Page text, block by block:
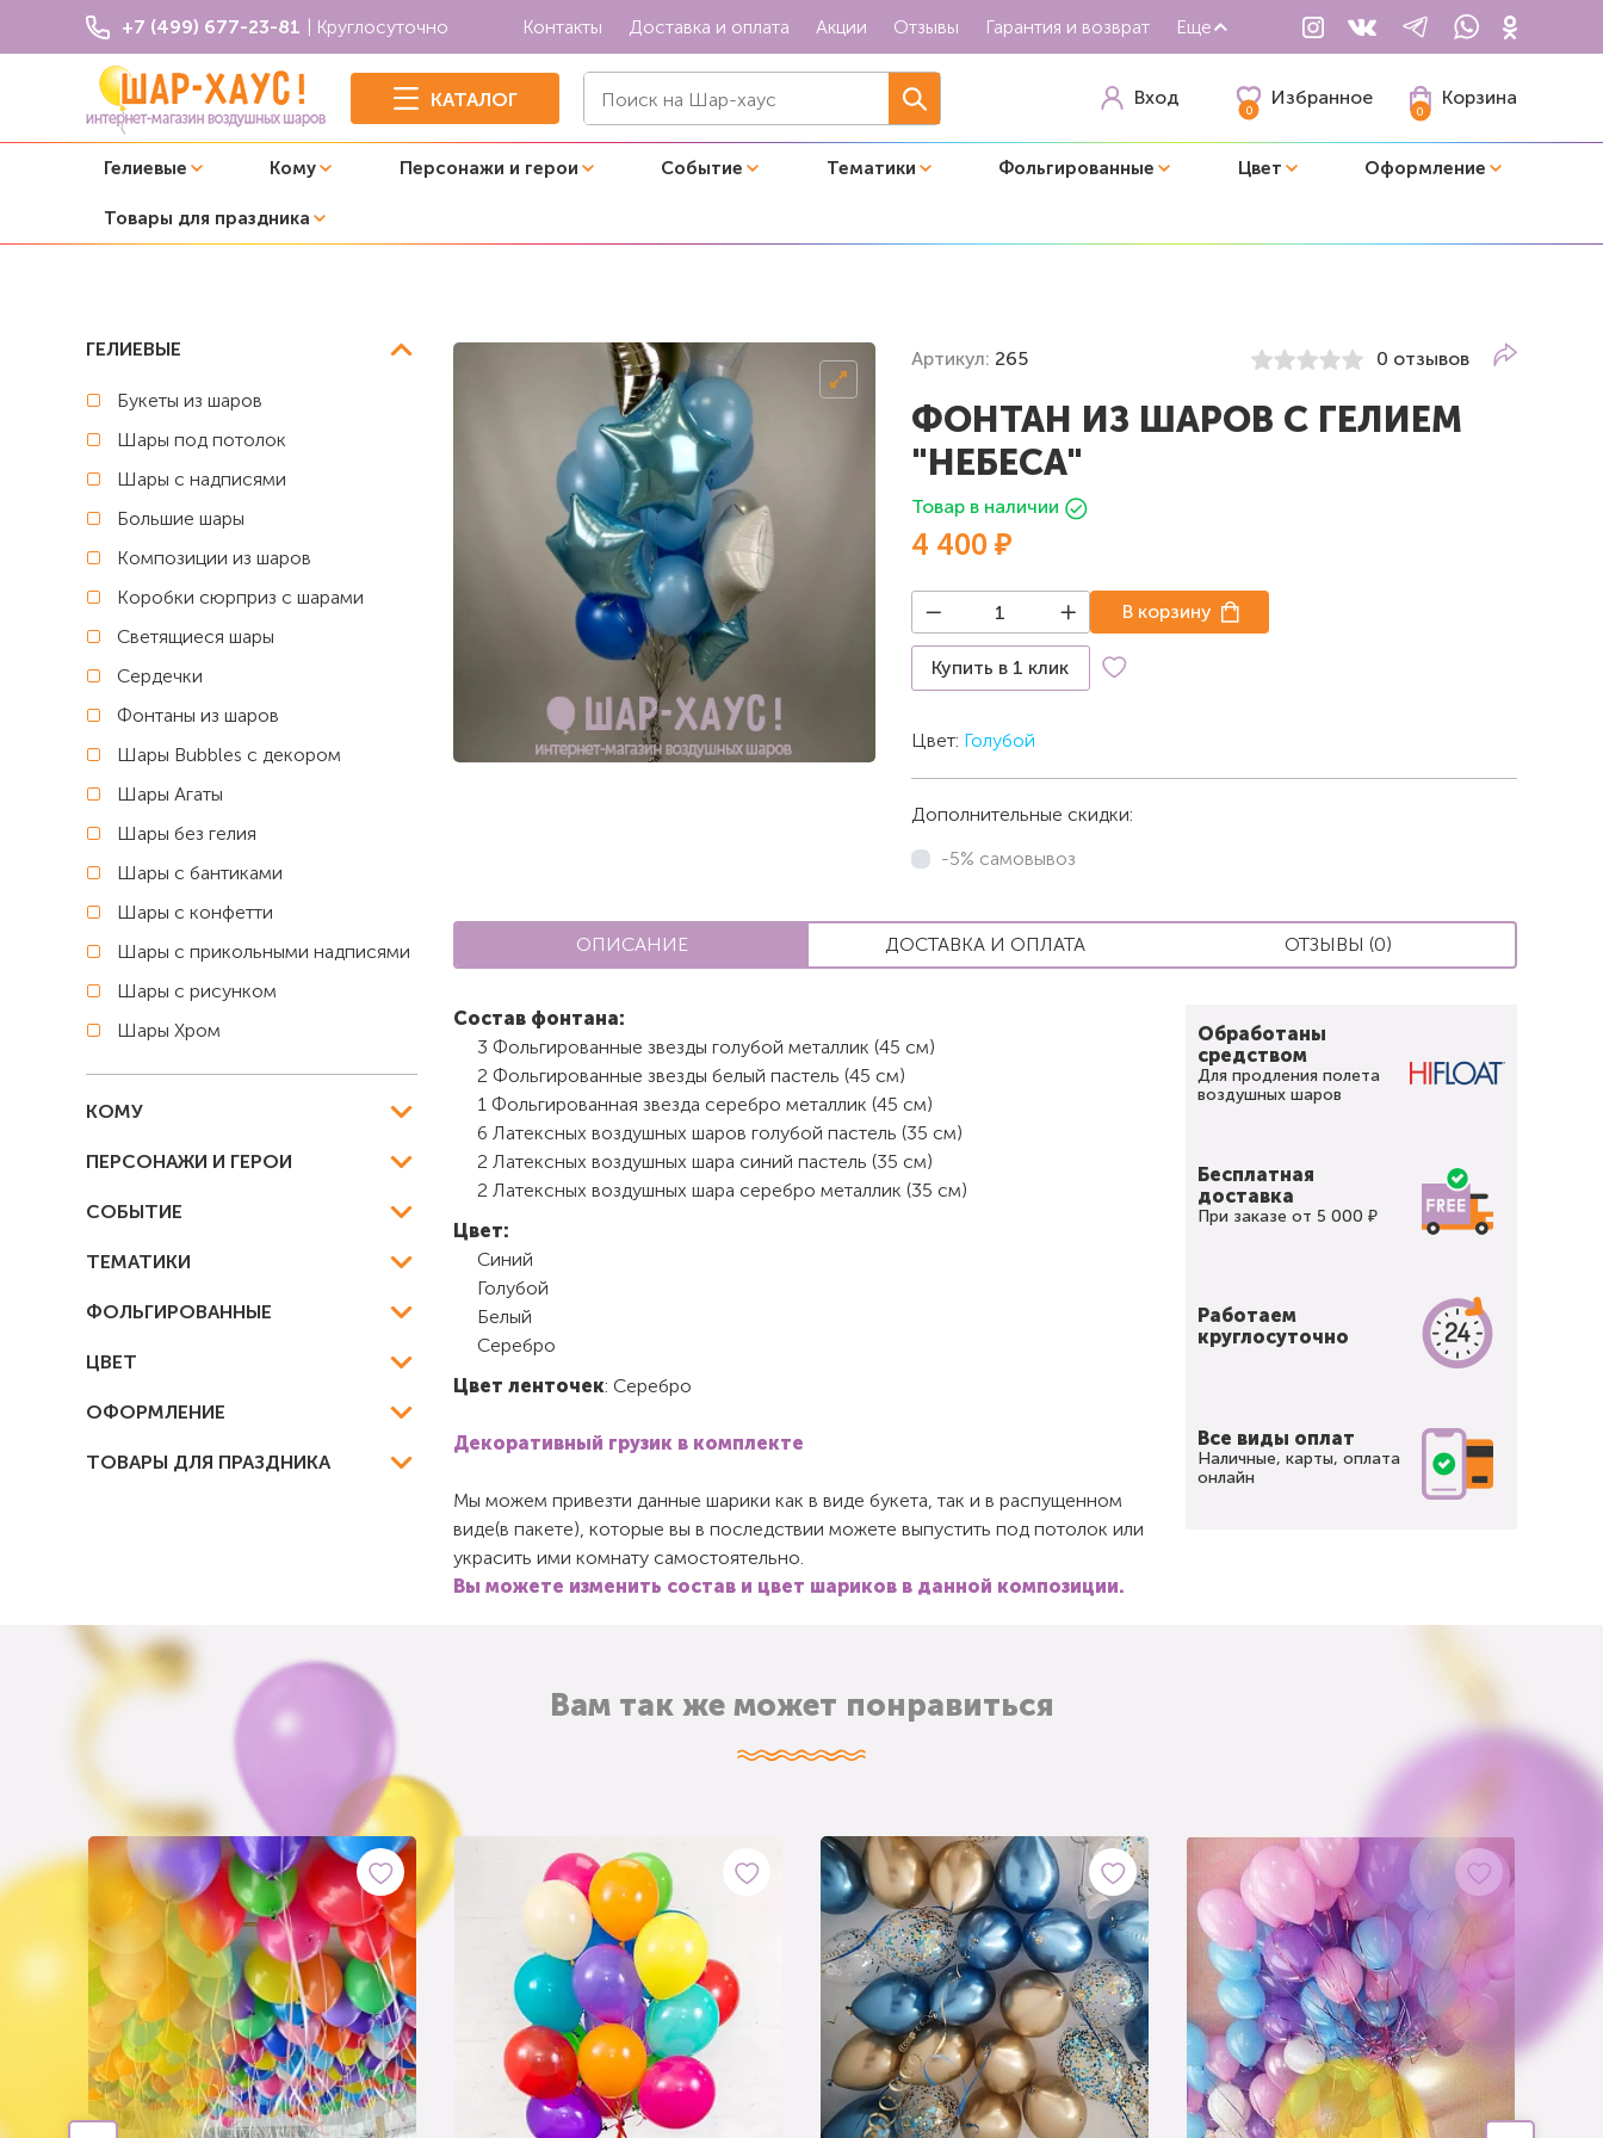
+7 (499) 677-23-81 | Круглосуточно Контакты Доставка и оплата Акции Отзывы Гарантия и возврат Еще
КАТАЛОГ Вход
0
Избранное
0
Корзина
Гелиевые Кому Персонажи и герои Событие Тематики Фольгированные Цвет Оформление
Товары для праздника
Фонтаны из шаров
ГЕЛИЕВЫЕ
Букеты из шаров
Шары под потолок
Шары с надписями
Большие шары
Композиции из шаров
Коробки сюрприз с шарами
Светящиеся шары
Сердечки
Фонтаны из шаров
Шары Bubbles с декором
Шары Агаты
Шары без гелия
Шары с бантиками
Шары с конфетти
Шары с прикольными надписями
Шары с рисунком
Шары Хром
КОМУ
ПЕРСОНАЖИ И ГЕРОИ
СОБЫТИЕ
ТЕМАТИКИ
ФОЛЬГИРОВАННЫЕ
ЦВЕТ
ОФОРМЛЕНИЕ
ТОВАРЫ ДЛЯ ПРАЗДНИКА
Артикул: 265 0 отзывов
ФОНТАН ИЗ ШАРОВ С ГЕЛИЕМ
"НЕБЕСА"
Товар в наличии
4 400 ₽
Купить в 1 клик
В корзину
Цвет: Голубой
Дополнительные скидки:
-5% самовывоз
ОПИСАНИЕ ДОСТАВКА И ОПЛАТА ОТЗЫВЫ (0)
Состав фонтана:
3 Фольгированные звезды голубой металлик (45 см)
2 Фольгированные звезды белый пастель (45 см)
1 Фольгированная звезда серебро металлик (45 см)
6 Латексных воздушных шаров голубой пастель (35 см)
2 Латексных воздушных шара синий пастель (35 см)
2 Латексных воздушных шара серебро металлик (35 см)
Цвет:
Синий
Голубой
Белый
Серебро
Цвет ленточек: Серебро
Декоративный грузик в комплекте
Мы можем привезти данные шарики как в виде букета, так и в распущенном
виде(в пакете), которые вы в последствии можете выпустить под потолок или
украсить ими комнату самостоятельно.
Вы можете изменить состав и цвет шариков в данной композиции.
Обработаны
средством
Для продления полета
воздушных шаров
Бесплатная
доставка
При заказе от 5 000 ₽
Работаем
круглосуточно
Все виды оплат
Наличные, карты, оплата
онлайн
Вам так же может понравиться